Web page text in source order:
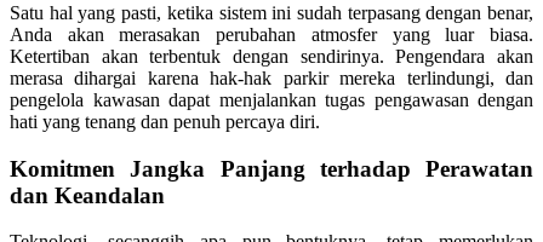
Satu hal yang pasti, ketika sistem ini sudah terpasang dengan benar,
Anda akan merasakan perubahan atmosfer yang luar biasa.
Ketertiban akan terbentuk dengan sendirinya. Pengendara akan
merasa dihargai karena hak-hak parkir mereka terlindungi, dan
pengelola kawasan dapat menjalankan tugas pengawasan dengan
hati yang tenang dan penuh percaya diri.
Komitmen Jangka Panjang terhadap Perawatan
dan Keandalan